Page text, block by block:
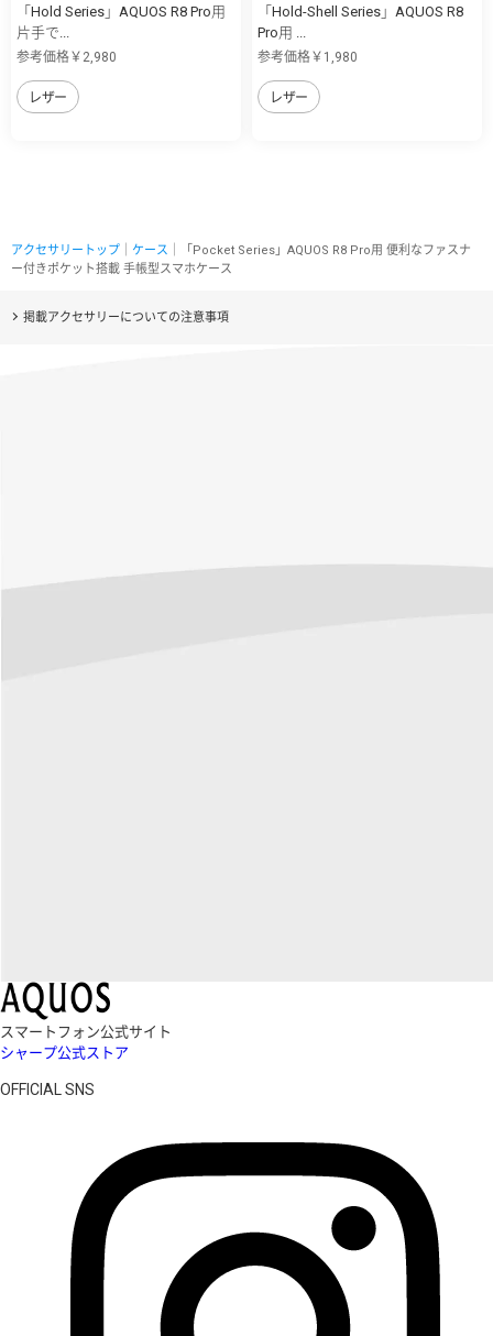
「Hold Series」AQUOS R8 Pro用
片手で...
参考価格￥2,980
レザー
「Hold-Shell Series」AQUOS R8
Pro用 ...
参考価格￥1,980
レザー
アクセサリートップ ケース ｜「Pocket Series」AQUOS R8 Pro用 便利なファスナ
ー付きポケット搭載 手帳型スマホケース
掲載アクセサリーについての注意事項
スマートフォン公式サイト
シャープ公式ストア
OFFICIAL SNS